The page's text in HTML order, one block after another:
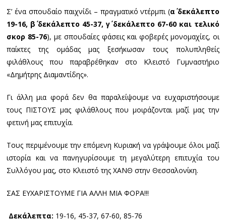
Σ’ ένα σπουδαίο παιχνίδι – πραγματικό ντέρμπι (α΄ δεκάλεπτο
19-16, β΄ δεκάλεπτο 45-37, γ΄ δεκάλεπτο 67-60 και τελικό
σκορ 85-76), με σπουδαίες φάσεις και φοβερές μονομαχίες, οι
παίκτες της ομάδας μας ξεσήκωσαν τους πολυπληθείς
φιλάθλους που παραβρέθηκαν στο Κλειστό Γυμναστήριο
«Δημήτρης Διαμαντίδης».
Γι άλλη μια φορά δεν θα παραλείψουμε να ευχαριστήσουμε
τους ΠΙΣΤΟΥΣ μας φιλάθλους που μοιράζονται μαζί μας την
φετινή μας επιτυχία.
Τους περιμένουμε την επόμενη Κυριακή να γράψουμε όλοι μαζί
ιστορία και να πανηγυρίσουμε τη μεγαλύτερη επιτυχία του
Συλλόγου μας, στο Κλειστό της ΧΑΝΘ στην Θεσσαλονίκη.
ΣΑΣ ΕΥΧΑΡΙΣΤΟΥΜΕ ΓΙΑ ΑΛΛΗ ΜΙΑ ΦΟΡΑ!!!
Δεκάλεπτα: 19-16, 45-37, 67-60, 85-76